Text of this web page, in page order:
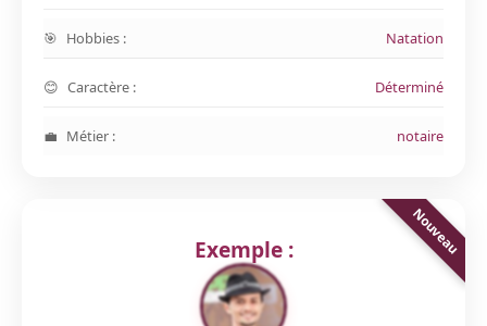
Hobbies : Natation
Caractère : Déterminé
Métier : notaire
Exemple :